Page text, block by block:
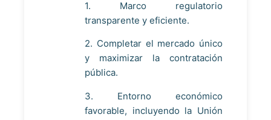
1. Marco regulatorio
transparente y eficiente.
2. Completar el mercado único
y maximizar la contratación
pública.
3. Entorno económico
favorable, incluyendo la Unión